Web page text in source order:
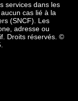
services dans les
cas lié à la
(SNCF). Les
adresse ou
Droits réservés. ©